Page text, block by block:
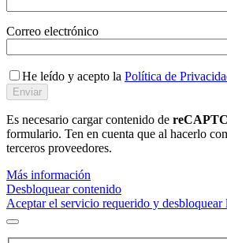
Correo electrónico
He leído y acepto la Política de
Es necesario cargar contenido de
formulario. Ten en cuenta que al hacerlo
terceros proveedores.
Más información
Desbloquear contenido
Aceptar el servicio requerido y desbloquear